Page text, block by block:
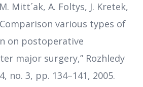
Mitt´ak, A. Foltys, J. Kretek,
various types of
on postoperative
major surgery,” Rozhledy
no. 3, pp. 134–141, 2005.